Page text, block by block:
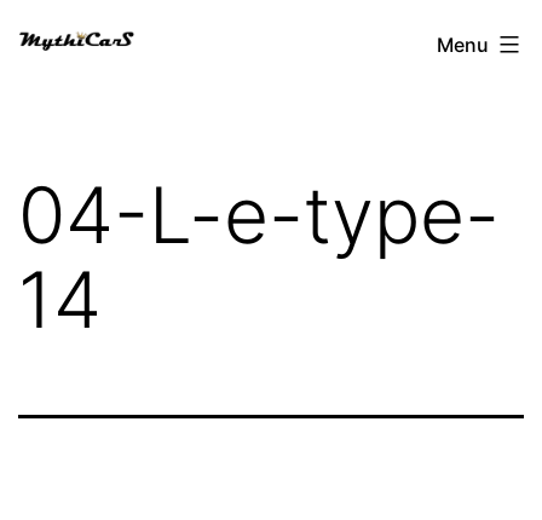
Menu
04-L-e-type-
14